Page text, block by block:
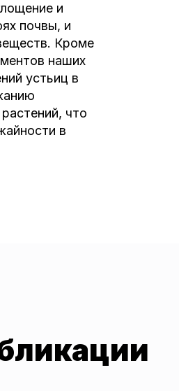
и
почвы, и
Кроме
наших
устьиц в
что
в